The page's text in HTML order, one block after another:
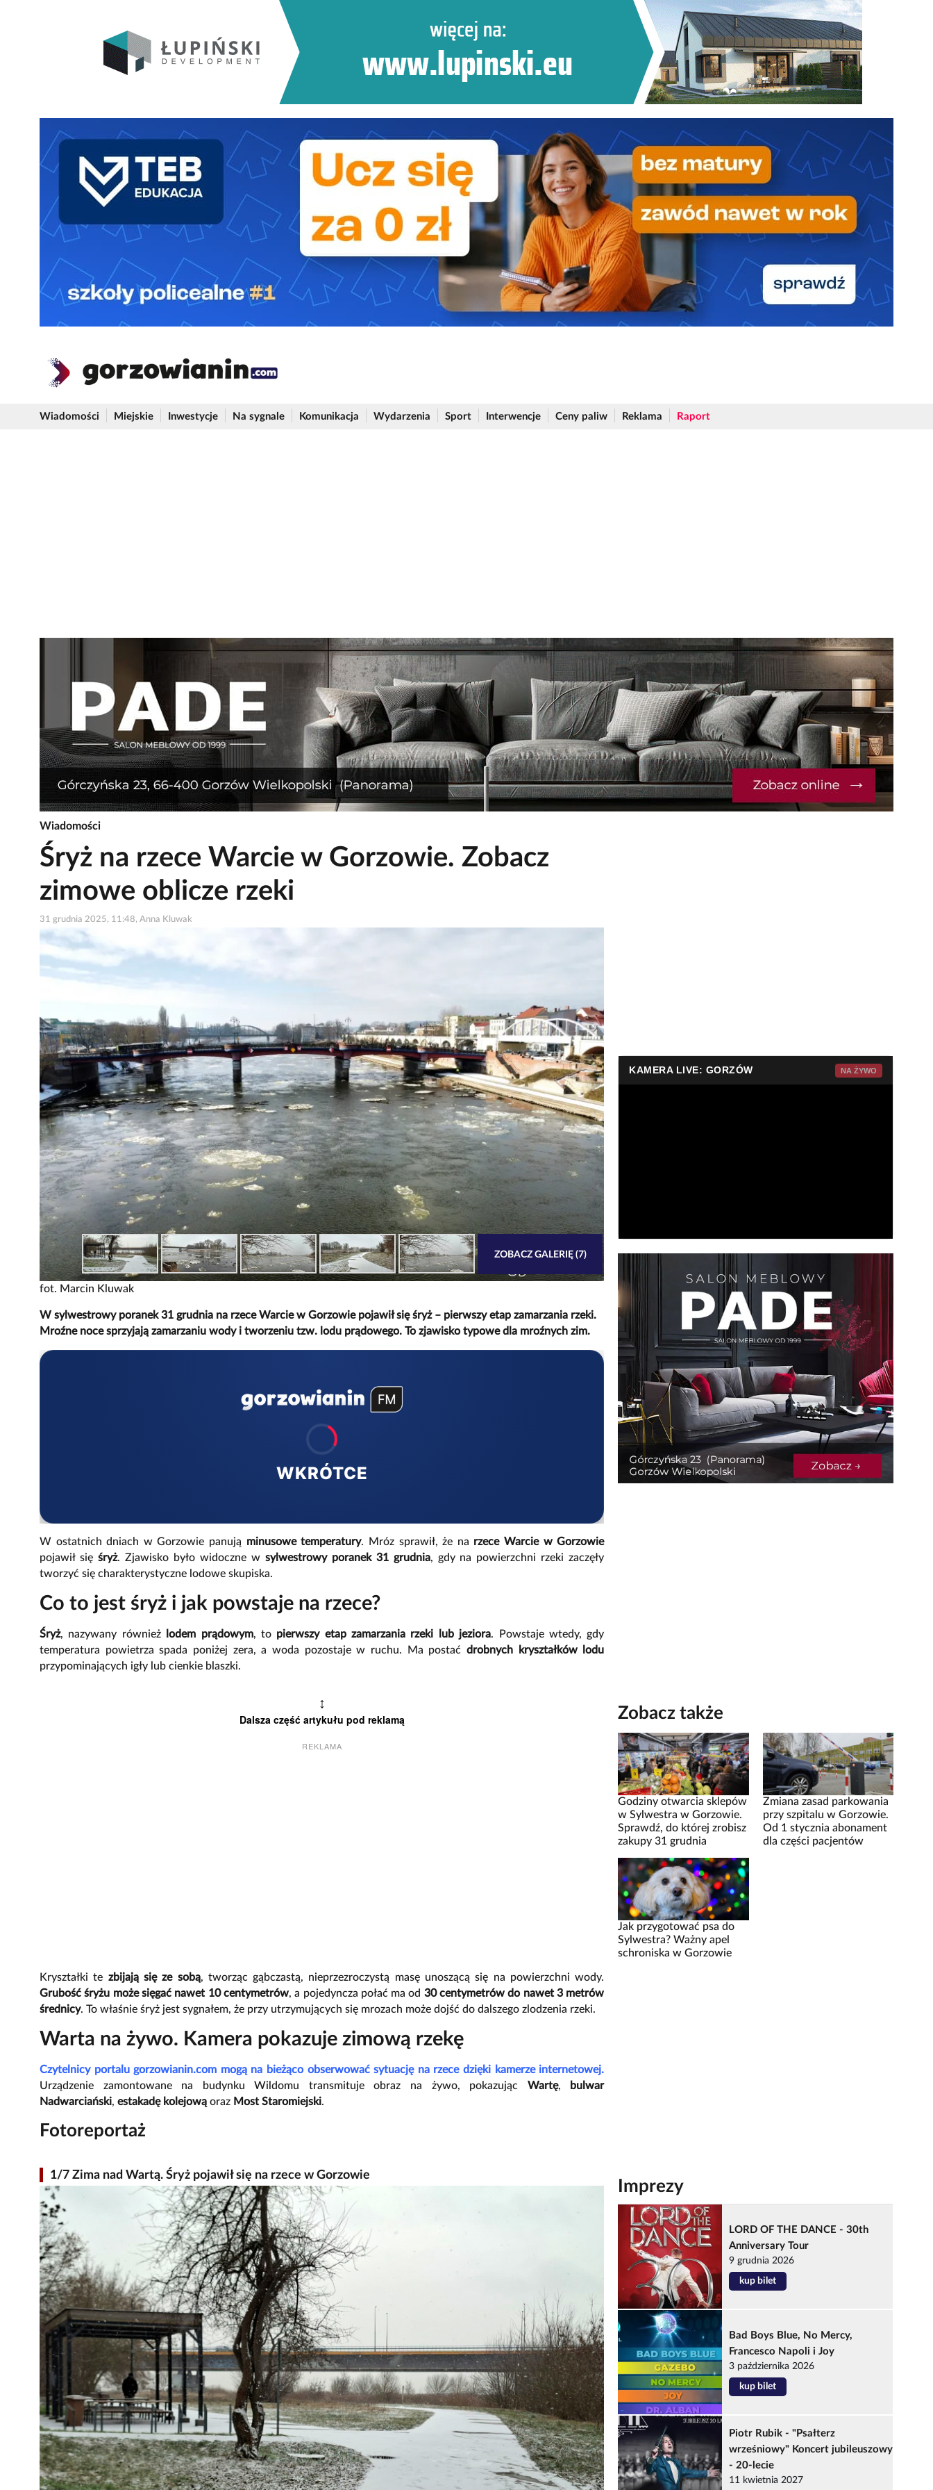
Wiadomości Miejskie Inwestycje Na sygnale Komunikacja Wydarzenia Sport Interwencje Ceny paliw Reklama Raport
Wiadomości
Śryż na rzece Warcie w Gorzowie. Zobacz
zimowe oblicze rzeki
31 grudnia 2025, 11:48, Anna Kluwak
fot. Marcin Kluwak
ZOBACZ GALERIĘ (7)
W sylwestrowy poranek 31 grudnia na rzece Warcie w Gorzowie pojawił się śryż – pierwszy etap zamarzania rzeki.
Mroźne noce sprzyjają zamarzaniu wody i tworzeniu tzw. lodu prądowego. To zjawisko typowe dla mroźnych zim.
WKRÓTCE
W ostatnich dniach w Gorzowie panują minusowe temperatury. Mróz sprawił, że na rzece Warcie w Gorzowie
pojawił się śryż. Zjawisko było widoczne w sylwestrowy poranek 31 grudnia, gdy na powierzchni rzeki zaczęły
tworzyć się charakterystyczne lodowe skupiska.
Co to jest śryż i jak powstaje na rzece?
Śryż, nazywany również lodem prądowym, to pierwszy etap zamarzania rzeki lub jeziora. Powstaje wtedy, gdy
temperatura powietrza spada poniżej zera, a woda pozostaje w ruchu. Ma postać drobnych kryształków lodu
przypominających igły lub cienkie blaszki.
↕
Dalsza część artykułu pod reklamą
REKLAMA
Kryształki te zbijają się ze sobą, tworząc gąbczastą, nieprzezroczystą masę unoszącą się na powierzchni wody.
Grubość śryżu może sięgać nawet 10 centymetrów, a pojedyncza połać ma od 30 centymetrów do nawet 3 metrów
średnicy. To właśnie śryż jest sygnałem, że przy utrzymujących się mrozach może dojść do dalszego zlodzenia rzeki.
Warta na żywo. Kamera pokazuje zimową rzekę
Czytelnicy portalu gorzowianin.com mogą na bieżąco obserwować sytuację na rzece dzięki kamerze internetowej.
Urządzenie zamontowane na budynku Wildomu transmituje obraz na żywo, pokazując Wartę,
bulwar
Nadwarciański, estakadę kolejową oraz Most Staromiejski.
Fotoreportaż
1/7 Zima nad Wartą. Śryż pojawił się na rzece w Gorzowie
KAMERA LIVE: GORZÓW NA ŻYWO
Zobacz także
Godziny otwarcia sklepów
w Sylwestra w Gorzowie.
Sprawdź, do której zrobisz
zakupy 31 grudnia
Zmiana zasad parkowania
przy szpitalu w Gorzowie.
Od 1 stycznia abonament
dla części pacjentów
Jak przygotować psa do
Sylwestra? Ważny apel
schroniska w Gorzowie
Imprezy
LORD OF THE DANCE - 30th
Anniversary Tour
9 grudnia 2026
kup bilet
Bad Boys Blue, No Mercy,
Francesco Napoli i Joy
3 października 2026
kup bilet
Piotr Rubik - "Psałterz
wrześniowy" Koncert jubileuszowy
- 20-lecie
11 kwietnia 2027